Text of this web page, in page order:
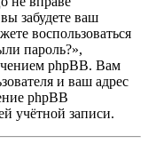
забудете ваш
воспользоваться
пароль?»,
phpBB. Вам
и ваш адрес
phpBB
учётной записи.